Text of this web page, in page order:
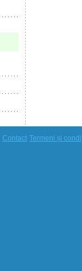
Contact Termeni și